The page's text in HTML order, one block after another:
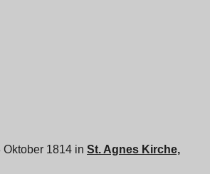
Oktober 1814 in St. Agnes Kirche,